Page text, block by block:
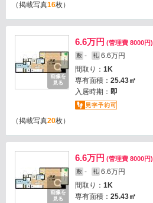
（掲載写真16枚）
画像を
見る
6.6万円 (管理費 8000円)
敷 - 礼 6.6万円
間取り： 1K
専有面積： 25.43㎡
入居時期： 即
（掲載写真20枚）
画像を
見る
6.6万円 (管理費 8000円)
敷 - 礼 6.6万円
間取り： 1K
専有面積： 25.43㎡